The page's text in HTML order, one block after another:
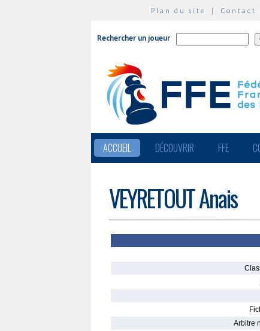
Plan du site | Contact
Rechercher un joueur
ACCUEIL DÉCOUVRIR FFE
VEYRETOUT Anais
Arbitre